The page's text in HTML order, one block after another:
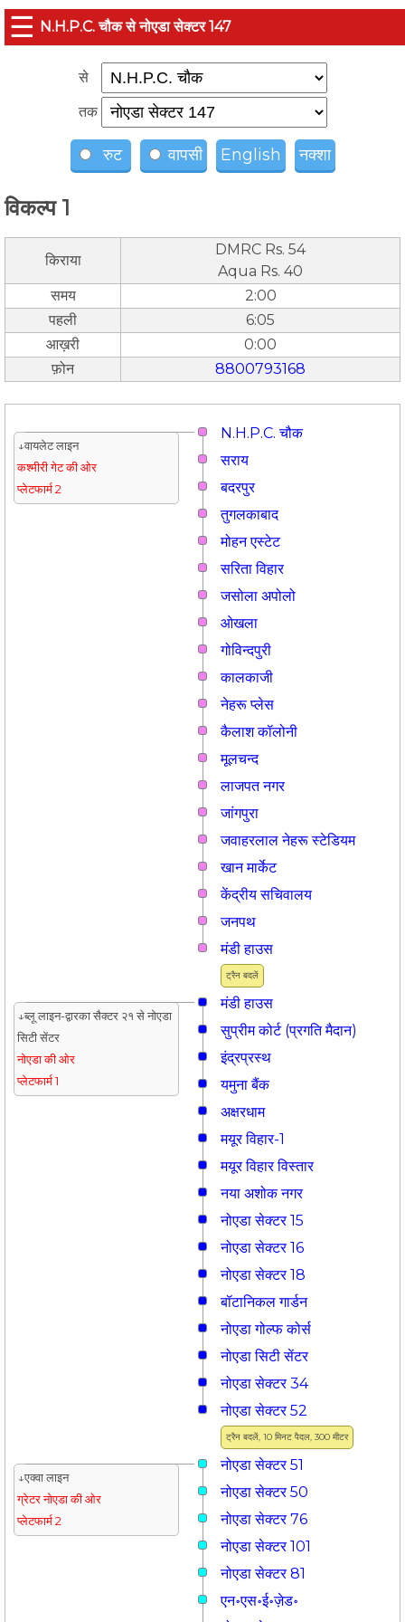
☰ N.H.P.C. चौक से नोएडा सेक्टर 147
से
तक
रुट वापसी English नक्शा
विकल्प 1
किराया
DMRC Rs. 54
Aqua Rs. 40
समय
2:00
पहली
6:05
आख़री
0:00
फ़ोन
8800793168
N.H.P.C. चौक
↓वायलेट लाइन
कश्मीरी गेट की ओर
प्लेटफार्म 2
सराय
बदरपुर
तुगलकाबाद
मोहन एस्टेट
सरिता विहार
जसोला अपोलो
ओखला
गोविन्दपुरी
कालकाजी
नेहरू प्लेस
कैलाश कॉलोनी
मूलचन्द
लाजपत नगर
जांगपुरा
जवाहरलाल नेहरू स्टेडियम
खान मार्केट
केंद्रीय सचिवालय
जनपथ
ट्रैन बदलें
मंडी हाउस
मंडी हाउस
↓ब्लू लाइन-द्वारका सैक्टर २१ से नोएडा
सिटी सेंटर
नोएडा की ओर
प्लेटफार्म 1
सुप्रीम कोर्ट (प्रगति मैदान)
इंद्रप्रस्थ
यमुना बैंक
अक्षरधाम
मयूर विहार-1
मयूर विहार विस्तार
नया अशोक नगर
नोएडा सेक्टर 15
नोएडा सेक्टर 16
नोएडा सेक्टर 18
बॉटानिकल गार्डन
नोएडा गोल्फ कोर्स
नोएडा सिटी सेंटर
नोएडा सेक्टर 34
ट्रैन बदलें, 10 मिनट पैदल, 300 मीटर
नोएडा सेक्टर 52
नोएडा सेक्टर 51
↓एक्वा लाइन
ग्रेटर नोएडा की ओर
प्लेटफार्म 2
नोएडा सेक्टर 50
नोएडा सेक्टर 76
नोएडा सेक्टर 101
नोएडा सेक्टर 81
एन॰एस॰ई॰ज़ेड॰